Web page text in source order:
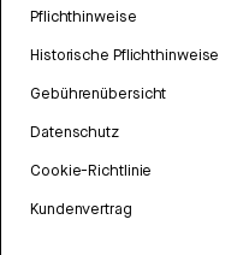
Pflichthinweise
Historische Pflichthinweise
Gebührenübersicht
Datenschutz
Cookie-Richtlinie
Kundenvertrag